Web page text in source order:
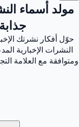
مولد أسماء
حوّل أفكار نشرتك
النشرات الإخبارية
ومتوافقة مع العلامة